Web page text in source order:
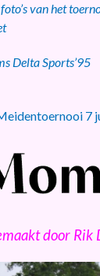
van het
Delta Sports’95
7
door Rik